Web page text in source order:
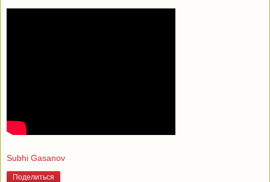
Subhi Gasanov
Поделиться